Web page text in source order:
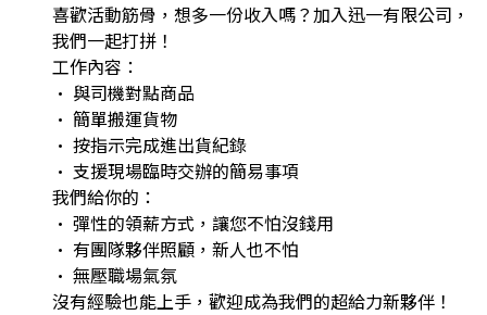
喜歡活動筋骨，想多一份收入嗎？加入迅一有限公司，
我們一起打拼！
工作內容：
• 與司機對點商品
• 簡單搬運貨物
• 按指示完成進出貨紀錄
• 支援現場臨時交辦的簡易事項
我們給你的：
• 彈性的領薪方式，讓您不怕沒錢用
• 有團隊夥伴照顧，新人也不怕
• 無壓職場氣氛
沒有經驗也能上手，歡迎成為我們的超給力新夥伴！